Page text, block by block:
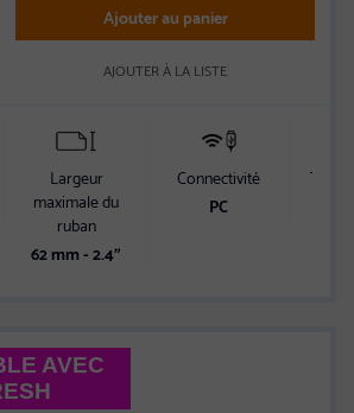
Ajouter au panier
AJOUTER À LA LISTE
Largeur
maximale du
ruban
62 mm - 2.4"
Connectivité
PC
Type
AVEC